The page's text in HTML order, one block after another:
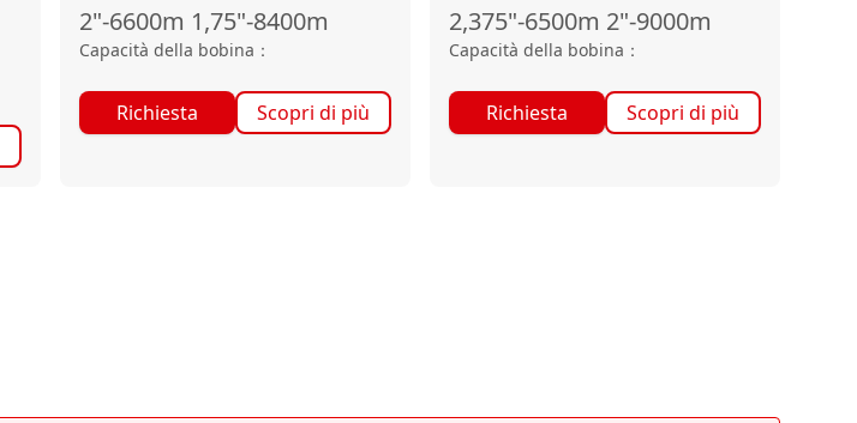
2"-6600m 1,75"-8400m
Capacità della bobina ：
Richiesta Scopri di più
2,375"-6500m 2"-9000m
Capacità della bobina ：
Richiesta Scopri di più